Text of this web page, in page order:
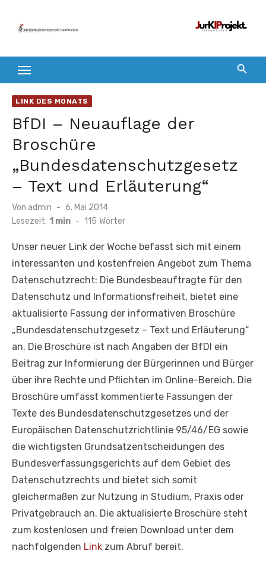
Inhalt
LINK DES MONATS
BfDI – Neuauflage der
Broschüre
„Bundesdatenschutzgesetz
– Text und Erläuterung“
Von admin
Veröffentlicht
am
6. Mai 2014
Lesezeit: 1 min - 115 Wörter
Unser neuer Link der Woche befasst sich mit einem
interessanten und kostenfreien Angebot zum Thema
Datenschutzrecht: Die Bundesbeauftragte für den
Datenschutz und Informationsfreiheit, bietet eine
aktualisierte Fassung der informativen Broschüre
„Bundesdatenschutzgesetz – Text und Erläuterung“
an. Die Broschüre ist nach Angaben der BfDI ein
Beitrag zur Informierung der Bürgerinnen und Bürger
über ihre Rechte und Pflichten im Online-Bereich. Die
Broschüre umfasst kommentierte Fassungen der
Texte des Bundesdatenschutzgesetzes und der
Europäischen Datenschutzrichtlinie 95/46/EG sowie
die wichtigsten Grundsatzentscheidungen des
Bundesverfassungsgerichts auf dem Gebiet des
Datenschutzrechts und bietet sich somit
gleichermaßen zur Nutzung in Studium, Praxis oder
Privatgebrauch an. Die aktualisierte Broschüre steht
zum kostenlosen und freien Download unter dem
nachfolgenden Link zum Abruf bereit.